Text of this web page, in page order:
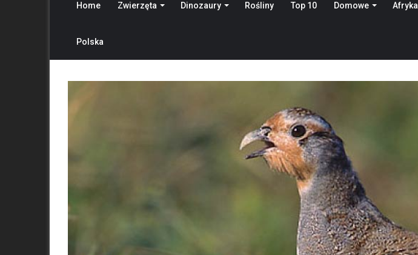
Home Zwierzęta Dinozaury Rośliny Top 10 Domowe Afryka
Polska